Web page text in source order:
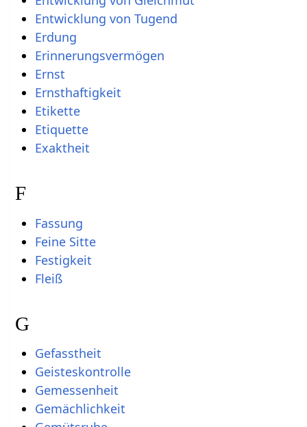
Entwicklung von Tugend
Erdung
Erinnerungsvermögen
Ernst
Ernsthaftigkeit
Etikette
Etiquette
Exaktheit
F
Fassung
Feine Sitte
Festigkeit
Fleiß
G
Gefasstheit
Geisteskontrolle
Gemessenheit
Gemächlichkeit